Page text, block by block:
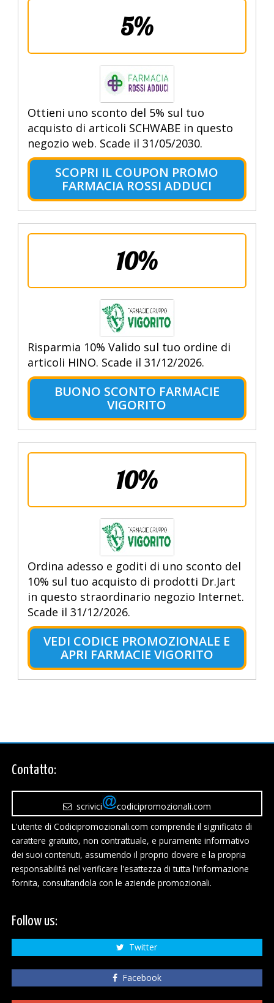
5%
Ottieni uno sconto del 5% sul tuo
acquisto di articoli SCHWABE in questo
negozio web. Scade il 31/05/2030.
SCOPRI IL COUPON PROMO
FARMACIA ROSSI ADDUCI
10%
Risparmia 10% Valido sul tuo ordine di
articoli HINO. Scade il 31/12/2026.
BUONO SCONTO FARMACIE
VIGORITO
10%
Ordina adesso e goditi di uno sconto del
10% sul tuo acquisto di prodotti Dr.Jart
in questo straordinario negozio Internet.
Scade il 31/12/2026.
VEDI CODICE PROMOZIONALE E
APRI FARMACIE VIGORITO
Contatto:
scrivici
codicipromozionali.com
L'utente di Codicipromozionali.com comprende il significato di
carattere gratuito, non contrattuale, e puramente informativo
dei suoi contenuti, assumendo il proprio dovere e la propria
responsabilitá nel verificare l'esattezza di tutta l'informazione
fornita, consultandola con le aziende promozionali.
Follow us:
Twitter
Facebook